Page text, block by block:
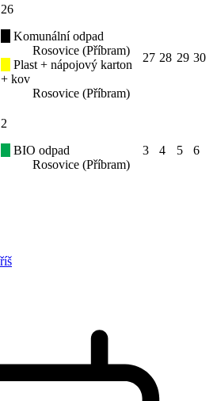
26
Komunální odpad
Rosovice (Příbram)
Plast + nápojový karton
+ kov
Rosovice (Příbram)
27 28 29 30
2
BIO odpad
Rosovice (Příbram)
3 4 5 6